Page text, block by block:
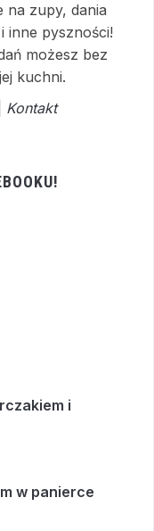
na zupy, dania
inne pyszności!
możesz bez
kuchni.
Kontakt
i
w panierce